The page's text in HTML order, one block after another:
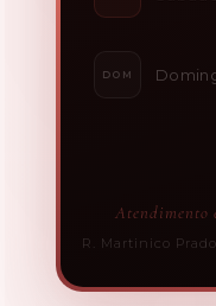
DOM
Atendimento
R. Martinico